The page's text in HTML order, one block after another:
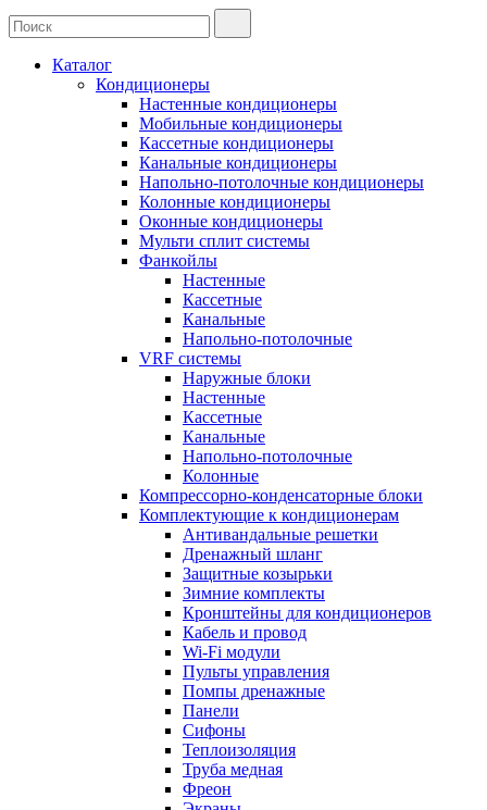
Каталог
Кондиционеры
Настенные кондиционеры
Мобильные кондиционеры
Кассетные кондиционеры
Канальные кондиционеры
Напольно-потолочные кондиционеры
Колонные кондиционеры
Оконные кондиционеры
Мульти сплит системы
Фанкойлы
Настенные
Кассетные
Канальные
Напольно-потолочные
VRF системы
Наружные блоки
Настенные
Кассетные
Канальные
Напольно-потолочные
Колонные
Компрессорно-конденсаторные блоки
Комплектующие к кондиционерам
Антивандальные решетки
Дренажный шланг
Защитные козырьки
Зимние комплекты
Кронштейны для кондиционеров
Кабель и провод
Wi-Fi модули
Пульты управления
Помпы дренажные
Панели
Сифоны
Теплоизоляция
Труба медная
Фреон